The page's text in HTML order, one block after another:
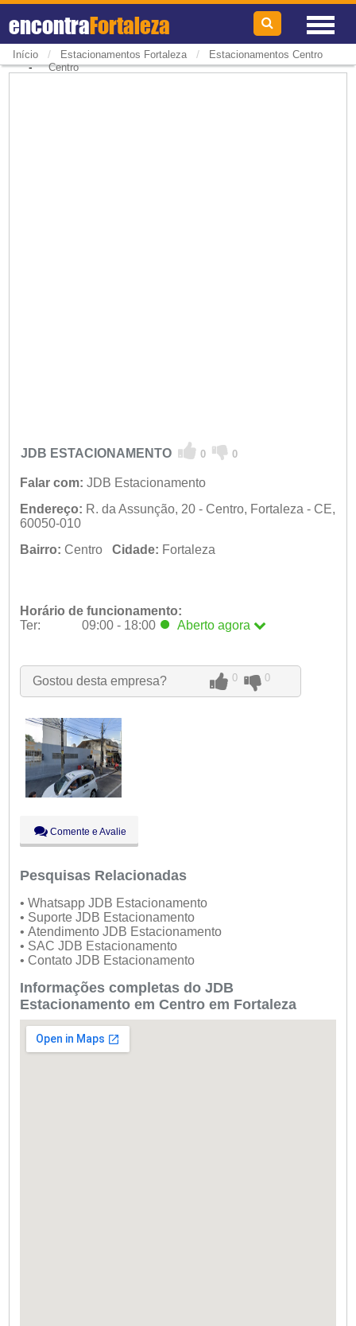
encontraFortaleza
Início / Estacionamentos Fortaleza / Estacionamentos Centro
-Centro
JDB ESTACIONAMENTO 0 0
Falar com: JDB Estacionamento
Endereço: R. da Assunção, 20 - Centro, Fortaleza - CE,
60050-010
Bairro: Centro Cidade: Fortaleza
Horário de funcionamento:
Ter:
09:00 - 18:00 Aberto agora
Qua:
09:00 - 18:00
Qui:
09:00 - 18:00
Sáb:
Fechado
Dom:
Fechado
Gostou desta empresa? 0 0
Comente e Avalie
Pesquisas Relacionadas
• Whatsapp JDB Estacionamento
• Suporte JDB Estacionamento
• Atendimento JDB Estacionamento
• SAC JDB Estacionamento
• Contato JDB Estacionamento
Informações completas do JDB
Estacionamento em Centro em Fortaleza